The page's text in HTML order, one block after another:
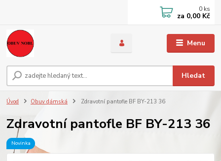
Menu
Hledat
0 ks
za 0,00 Kč
Úvod Obuv dámská Zdravotní pantofle BF BY-213 36
Zdravotní pantofle BF BY-213 36
Novinka